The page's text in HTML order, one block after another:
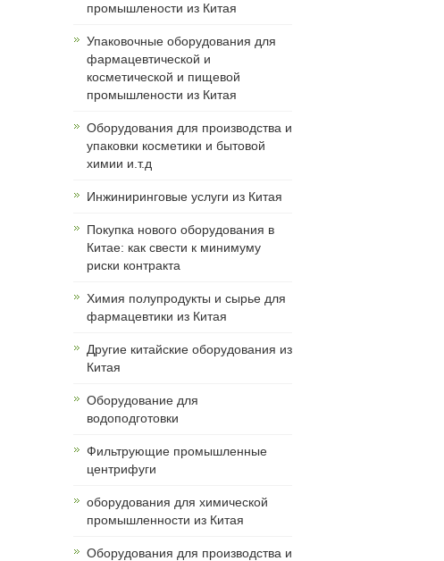
промышлености из Китая
Упаковочные оборудования для
фармацевтической и
косметической и пищевой
промышлености из Китая
Оборудования для производства и
упаковки косметики и бытовой
химии и.т.д
Инжиниринговые услуги из Китая
Покупка нового оборудования в
Китае: как свести к минимуму
риски контракта
Химия полупродукты и сырье для
фармацевтики из Китая
Другие китайские оборудования из
Китая
Оборудование для
водоподготовки
Фильтрующие промышленные
центрифуги
оборудования для химической
промышленности из Китая
Оборудования для производства и